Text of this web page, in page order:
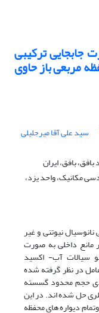
جابجایی ترکیبی
مربعی باز حاوی
سید علی آقا میرجلیلی
بافق، ایران
مکانیک، واحد یزد،
نیوتنی و غیر
مانع داخلی به صورت
سیالات آب- اکسید
در نظر گرفته شده
حجم محدود گسسته
حل شده اند. در این
دیواره های محفظه